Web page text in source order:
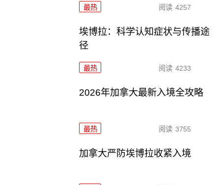
最热 阅读 4257
埃博拉：科学认知症状与传播途
径
最热 阅读 4233
2026年加拿大最新入境全攻略
最热 阅读 3755
加拿大严防埃博拉收紧入境